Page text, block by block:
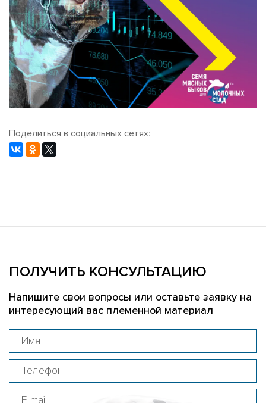
Поделиться в социальных сетях:
ПОЛУЧИТЬ КОНСУЛЬТАЦИЮ
Напишите свои вопросы или оставьте заявку на
интересующий вас племенной материал